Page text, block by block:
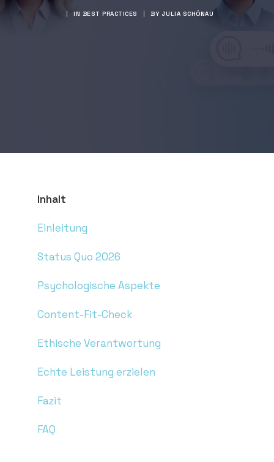
DEMO VEREINBAREN
| IN BEST PRACTICES | BY JULIA SCHÖNAU
Inhalt
Einleitung
Status Quo 2026
Psychologische Aspekte
Content-Fit-Check
Ethische Verantwortung
Echte Leistung erzielen
Fazit
FAQ